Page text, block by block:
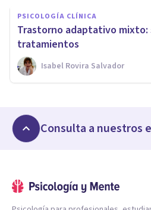
PSICOLOGÍA CLÍNICA
Trastorno adaptativo mixto:
tratamientos
Isabel Rovira Salvador
Consulta a nuestros